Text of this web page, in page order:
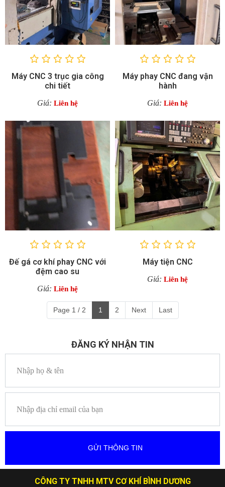
Máy CNC 3 trục gia công
chi tiết
Giá: Liên hệ
Máy phay CNC đang vận
hành
Giá: Liên hệ
Đế gá cơ khí phay CNC với
đệm cao su
Giá: Liên hệ
Máy tiện CNC
Giá: Liên hệ
Page 1 / 2 1 2 Next Last
ĐĂNG KÝ NHẬN TIN
CÔNG TY TNHH MTV CƠ KHÍ BÌNH DƯƠNG